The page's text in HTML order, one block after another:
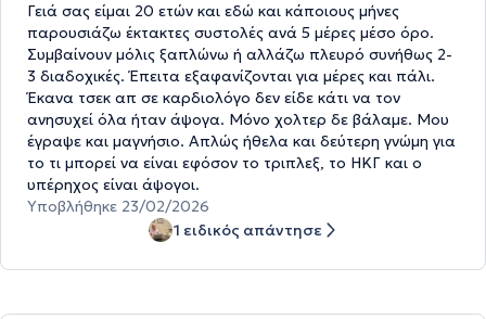
Γειά σας είμαι 20 ετών και εδώ και κάποιους μήνες
παρουσιάζω έκτακτες συστολές ανά 5 μέρες μέσο όρο.
Συμβαίνουν μόλις ξαπλώνω ή αλλάζω πλευρό συνήθως 2-
3 διαδοχικές. Έπειτα εξαφανίζονται για μέρες και πάλι.
Έκανα τσεκ απ σε καρδιολόγο δεν είδε κάτι να τον
ανησυχεί όλα ήταν άψογα. Μόνο χολτερ δε βάλαμε. Μου
έγραψε και μαγνήσιο. Απλώς ήθελα και δεύτερη γνώμη για
το τι μπορεί να είναι εφόσον το τριπλεξ, το ΗΚΓ και ο
υπέρηχος είναι άψογοι.
Υποβλήθηκε 23/02/2026
1 ειδικός απάντησε